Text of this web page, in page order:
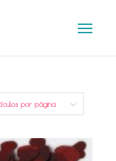
por página